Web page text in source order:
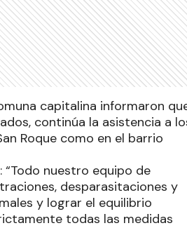
capitalina informaron
continúa la asistencia a
Roque como en el barrio
“Todo nuestro equipo de
desparasitaciones y
y lograr el equilibrio
todas las medidas